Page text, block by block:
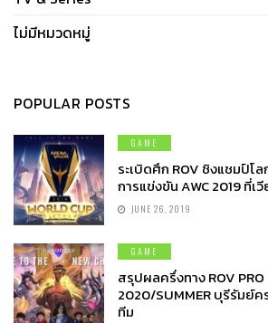
ไม่มีหมวดหมู่
POPULAR POSTS
GAME
ระเบิดศึก ROV ชิงแชมป์โ
การแข่งขัน AWC 2019 ที่เ
JUNE 26, 2019
GAME
สรุปผลครึ่งทาง ROV PRO
2020/SUMMER บุรีรัมย์
ทีม